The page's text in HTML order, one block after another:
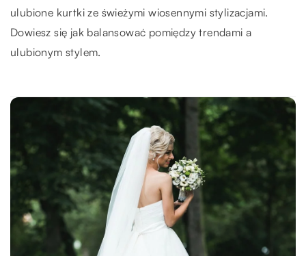
ulubione kurtki ze świeżymi wiosennymi stylizacjami.
Dowiesz się jak balansować pomiędzy trendami a
ulubionym stylem.